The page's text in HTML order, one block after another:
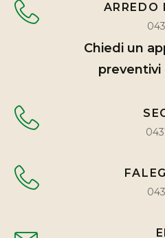
ARREDO
Chiedi un
preventivi